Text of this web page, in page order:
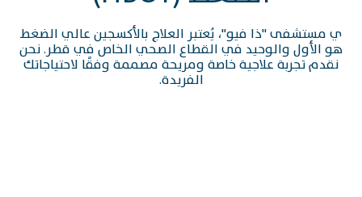
ي مستشفى "ذا فيو"، يُعتبر العلاج بالأكسجين عالي الضغط
هو الأول والوحيد في القطاع الصحي الخاص في قطر. نحن
نقدم تجربة علاجية خاصة ومريحة مصممة وفقًا لاحتياجاتك
الفريدة.